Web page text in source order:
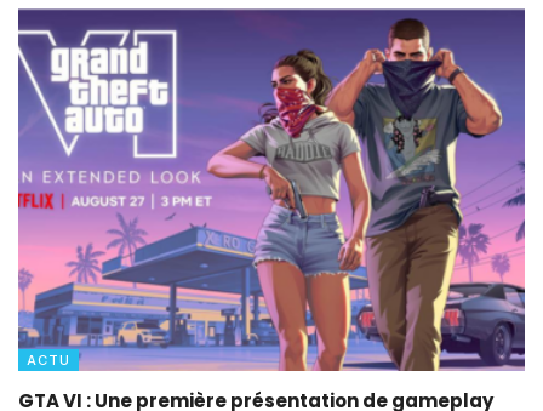
ACTU
GTA VI : Une première présentation de gameplay